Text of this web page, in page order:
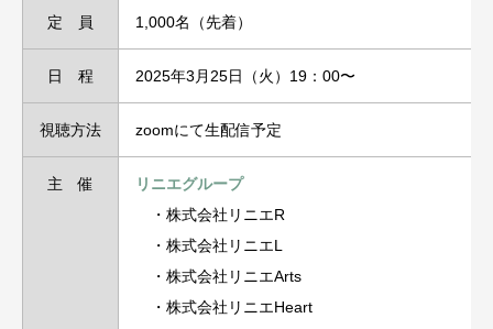
定 員 1,000名（先着）
日 程 2025年3月25日（火）19：00〜
視聴方法 zoomにて生配信予定
主 催
リニエグループ
・株式会社リニエR
・株式会社リニエL
・株式会社リニエArts
・株式会社リニエHeart